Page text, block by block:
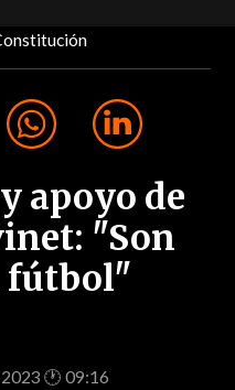
apoyo de
"Son
fútbol"
🕐 09:16